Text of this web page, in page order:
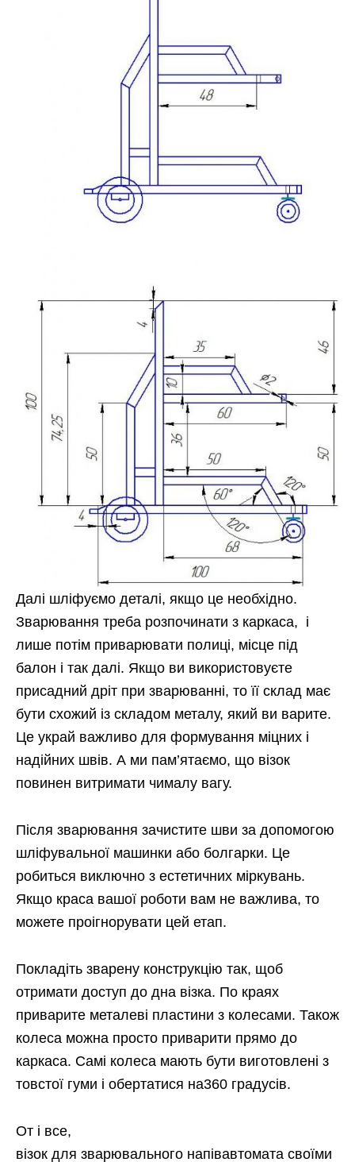
Далі шліфуємо деталі, якщо це необхідно.
Зварювання треба розпочинати з каркаса, і
лише потім приварювати полиці, місце під
балон і так далі. Якщо ви використовуєте
присадний дріт при зварюванні, то її склад має
бути схожий із складом металу, який ви варите.
Це украй важливо для формування міцних і
надійних швів. А ми пам’ятаємо, що візок
повинен витримати чималу вагу.
Після зварювання зачистите шви за допомогою
шліфувальної машинки або болгарки. Це
робиться виключно з естетичних міркувань.
Якщо краса вашої роботи вам не важлива, то
можете проігнорувати цей етап.
Покладіть зварену конструкцію так, щоб
отримати доступ до дна візка. По краях
приварите металеві пластини з колесами. Також
колеса можна просто приварити прямо до
каркаса. Самі колеса мають бути виготовлені з
товстої гуми і обертатися на360 градусів.
От і все,
візок для зварювального напівавтомата своїми